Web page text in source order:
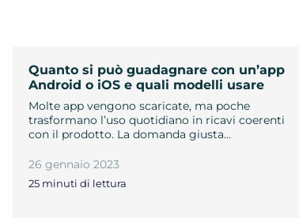
Quanto si può guadagnare con un’app
Android o iOS e quali modelli usare
Molte app vengono scaricate, ma poche
trasformano l’uso quotidiano in ricavi coerenti
con il prodotto. La domanda giusta…
26 gennaio 2023
25 minuti di lettura